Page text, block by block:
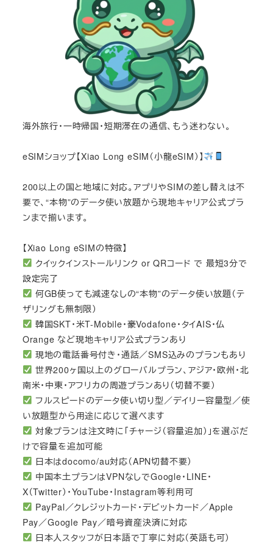
海外旅行・一時帰国・短期滞在の通信、もう迷わない。
eSIMショップ【Xiao Long eSIM（小龍eSIM）】
200以上の国と地域に対応。アプリやSIMの差し替えは不
要で、“本物”のデータ使い放題から現地キャリア公式プラ
ンまで揃います。
【Xiao Long eSIMの特徴】
クイックインストールリンク or QRコード で 最短3分で
設定完了
何GB使っても減速なしの“本物”のデータ使い放題（テ
ザリングも無制限）
韓国SKT・米T-Mobile・豪Vodafone・タイAIS・仏
Orange など現地キャリア公式プランあり
現地の電話番号付き・通話／SMS込みのプランもあり
世界200ヶ国以上のグローバルプラン、アジア・欧州・北
南米・中東・アフリカの周遊プランあり（切替不要）
フルスピードのデータ使い切り型／デイリー容量型／使
い放題型から用途に応じて選べます
対象プランは注文時に「チャージ（容量追加）」を選ぶだ
けで容量を追加可能
日本はdocomo/au対応（APN切替不要）
中国本土プランはVPNなしでGoogle・LINE・
X（Twitter）・YouTube・Instagram等利用可
PayPal／クレジットカード・デビットカード／Apple
Pay／Google Pay／暗号資産決済に対応
日本人スタッフが日本語で丁寧に対応（英語も可）